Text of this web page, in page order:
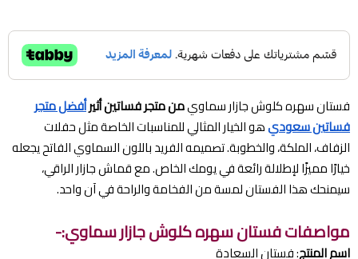
فستان سهره كلوش جازار سماويمن متجر فساتين أثيرأفضل متجر
فساتين سعوديهو الخيار المثالي للمناسبات الخاصة مثل حفلات
الزفاف، الملكة، والخطوبة. تصميمه الفريد باللون السماوي الفاتح يجعله
خيارًا مميزًا لإطلالة رائعة في يومك الخاص. مع قماش جازار الراقي،
سيمنحك هذا الفستان لمسة من الفخامة والراحة في آن واحد.
مواصفات فستان سهره كلوش جازار سماوي:-
اسم المنتج: فستان السعادة